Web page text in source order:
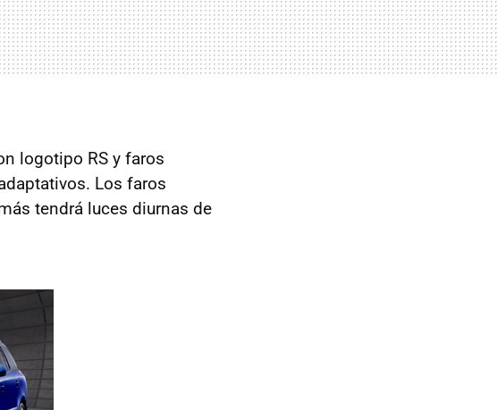
logotipo RS y faros
Los faros
tendrá luces diurnas de